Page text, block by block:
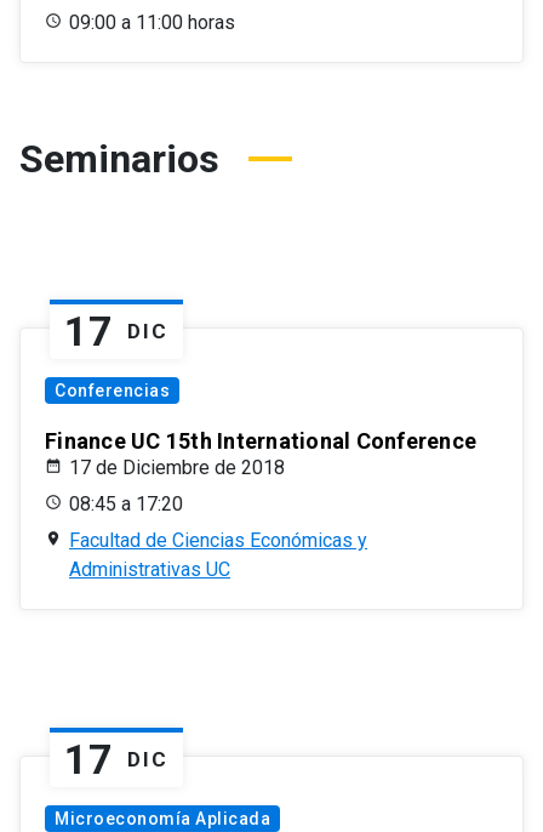
09:00 a 11:00 horas
Seminarios
17 DIC
Conferencias
Finance UC 15th International Conference
17 de Diciembre de 2018
08:45 a 17:20
Facultad de Ciencias Económicas y
Administrativas UC
17 DIC
Microeconomía Aplicada